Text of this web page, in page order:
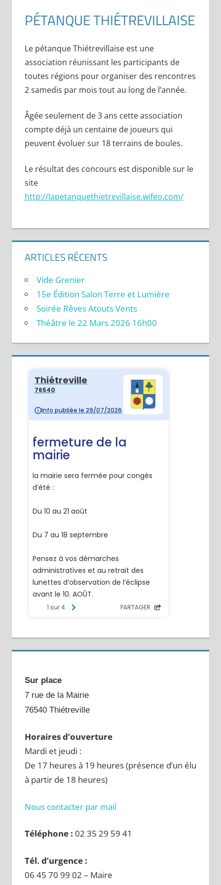
PÉTANQUE THIÉTREVILLAISE
Le pétanque Thiétrevillaise est une
association réunissant les participants de
toutes régions pour organiser des rencontres
2 samedis par mois tout au long de l’année.
Âgée seulement de 3 ans cette association
compte déjà un centaine de joueurs qui
peuvent évoluer sur 18 terrains de boules.
Le résultat des concours est disponible sur le
site
http://lapetanquethietrevillaise.wifeo.com/
ARTICLES RÉCENTS
Vide Grenier
15e Édition Salon Terre et Lumière
Soirée Rêves Atouts Vents
Théâtre le 22 Mars 2026 16h00
Sur place
7 rue de la Mairie
76540 Thiétreville
Horaires d’ouverture
Mardi et jeudi :
De 17 heures à 19 heures (présence d’un élu
à partir de 18 heures)
Nous contacter par mail
Téléphone : 02 35 29 59 41
Tél. d’urgence :
06 45 70 99 02 – Maire